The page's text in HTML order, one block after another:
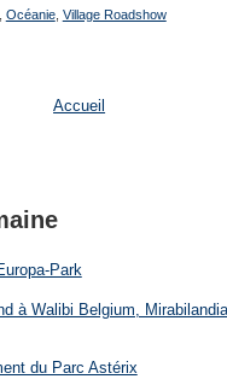
Océanie, Village Roadshow
Accueil
Park
à Walibi Belgium,
du Parc Astérix